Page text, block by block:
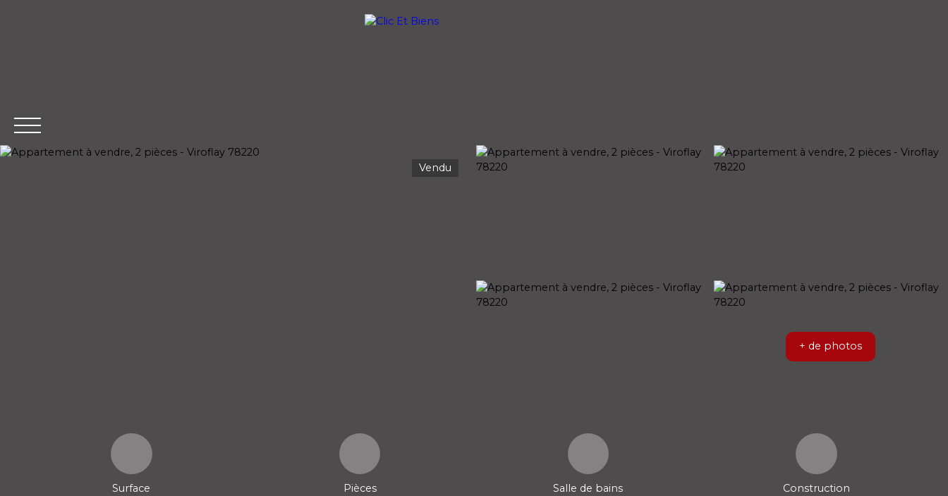
LOUER VENDRE NOS AGENCES
Vendu
+ de photos
Surface
Pièces
Salle de bains
Construction